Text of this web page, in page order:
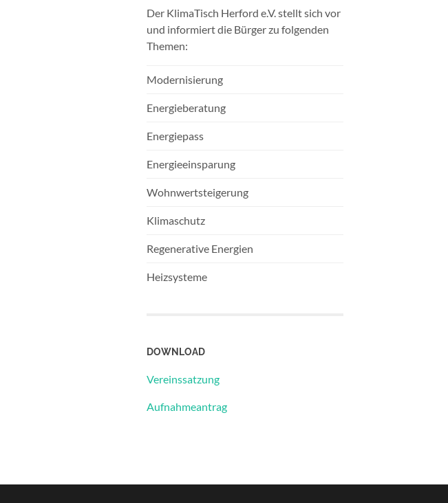
Der KlimaTisch Herford e.V. stellt sich vor
und informiert die Bürger zu folgenden
Themen:
Modernisierung
Energieberatung
Energiepass
Energieeinsparung
Wohnwertsteigerung
Klimaschutz
Regenerative Energien
Heizsysteme
DOWNLOAD
Vereinssatzung
Aufnahmeantrag